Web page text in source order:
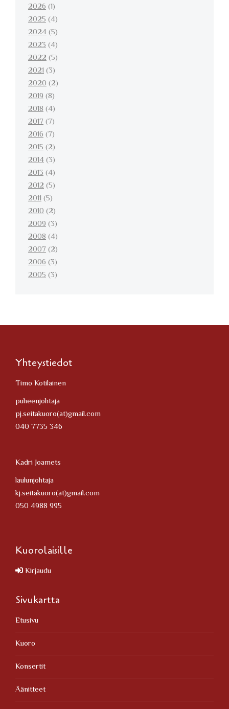
2026(1)
2025(4)
2024(5)
2023(4)
2022(5)
2021(3)
2020(2)
2019(8)
2018(4)
2017(7)
2016(7)
2015(2)
2014(3)
2013(4)
2012(5)
2011(5)
2010(2)
2009(3)
2008(4)
2007(2)
2006(3)
2005(3)
Yhteystiedot
Timo Kotilainen
puheenjohtaja
pj.seitakuoro(at)gmail.com
040 7735 346
Kadri Joamets
laulunjohtaja
kj.seitakuoro(at)gmail.com
050 4988 995
Kuorolaisille
Kirjaudu
Sivukartta
Etusivu
Kuoro
Konsertit
Äänitteet